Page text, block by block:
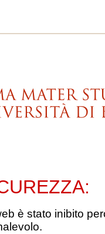
è stato inibito